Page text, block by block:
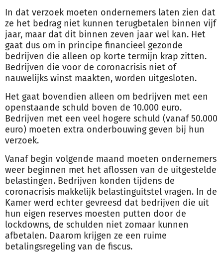
In dat verzoek moeten ondernemers laten zien dat
ze het bedrag niet kunnen terugbetalen binnen vijf
jaar, maar dat dit binnen zeven jaar wel kan. Het
gaat dus om in principe financieel gezonde
bedrijven die alleen op korte termijn krap zitten.
Bedrijven die voor de coronacrisis niet of
nauwelijks winst maakten, worden uitgesloten.
Het gaat bovendien alleen om bedrijven met een
openstaande schuld boven de 10.000 euro.
Bedrijven met een veel hogere schuld (vanaf 50.000
euro) moeten extra onderbouwing geven bij hun
verzoek.
Vanaf begin volgende maand moeten ondernemers
weer beginnen met het aflossen van de uitgestelde
belastingen. Bedrijven konden tijdens de
coronacrisis makkelijk belastinguitstel vragen. In de
Kamer werd echter gevreesd dat bedrijven die uit
hun eigen reserves moesten putten door de
lockdowns, de schulden niet zomaar kunnen
afbetalen. Daarom krijgen ze een ruime
betalingsregeling van de fiscus.